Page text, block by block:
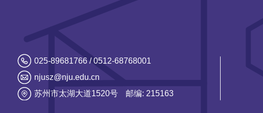
025-89681766 / 0512-68768001
njusz@nju.edu.cn
苏州市太湖大道1520号
邮编: 215163